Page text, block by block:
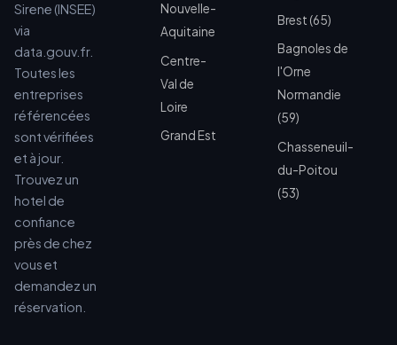
Sirene (INSEE)
via
data.gouv.fr.
Toutes les
entreprises
référencées
sont vérifiées
et à jour.
Trouvez un
hotel de
confiance
près de chez
vous et
demandez un
réservation.
Nouvelle-
Aquitaine
Centre-
Val de
Loire
Grand Est
Brest (65)
Bagnoles de
l'Orne
Normandie
(59)
Chasseneuil-
du-Poitou
(53)